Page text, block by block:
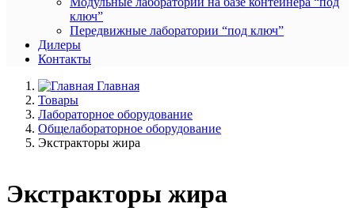
ключ”
Передвижные лаборатории “под ключ”
Дилеры
Контакты
Главная
Товары
Лабораторное оборудование
Общелабораторное оборудование
Экстракторы жира
Экстракторы жира